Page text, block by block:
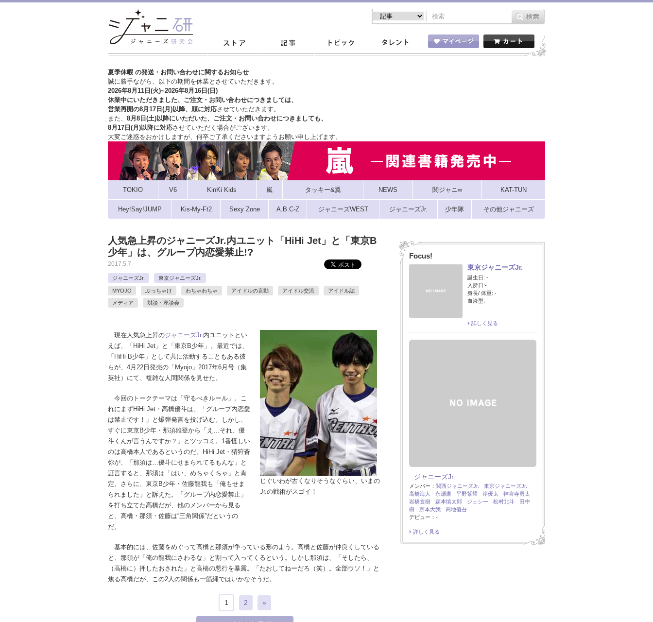
夏季休暇 の発送・お問い合わせに関するお知らせ
誠に勝手ながら、以下の期間を休業とさせていただきます。
2026年8月11日(火)~2026年8月16日(日)
休業中にいただきました、ご注文・お問い合わせにつきましては、
営業再開の8月17日(月)以降、順に対応させていただきます。
また、 8月8日(土)以降にいただいた、ご注文・ お問い合わせにつきましても、
8月17日(月)以降に対応させていただく場合がございます。
大変ご迷惑をおかけしますが、 何卒ご了承くださいますようお願い申し上げます。
TOKIO V6 KinKi Kids 嵐 タッキー&翼 NEWS 関ジャニ∞ KAT-TUN
Hey!Say!JUMP Kis-My-Ft2 Sexy Zone A.B.C-Z ジャニーズWEST ジャニーズJr. 少年隊 その他ジャニーズ
人気急上昇のジャニーズJr.内ユニット「HiHi Jet」と「東京B
少年」は、グループ内恋愛禁止!?
2017.5.7
ジャニーズJr. 東京ジャニーズJr.
MYOJO ぶっちゃけ わちゃわちゃ アイドルの言動 アイドル交流 アイドル誌
メディア 対談・座談会
じぐいわが古くなりそうなぐらい、いまの
Jr.の戦術がスゴイ！
現在人気急上昇のジャニーズJr.内ユニットとい
えば、「HiHi Jet」と「東京B少年」。最近では、
「HiHi B少年」として共に活動することもある彼
らが、4月22日発売の「Myojo」2017年6月号（集
英社）にて、複雑な人間関係を見せた。
今回のトークテーマは「守るべきルール」。こ
れにまずHiHi Jet・高橋優斗は、「グループ内恋愛
は禁止です！」と爆弾発言を投げ込む。しかし、
すぐに東京B少年・那須雄登から「え…それ、優
斗くんが言うんですか？」とツッコミ。1番怪しい
のは高橋本人であるというのだ。HiHi Jet・猪狩蒼
弥が、「那須は…優斗にせまられてるもんな」と
証言すると、那須は「はい、めちゃくちゃ」と肯
定。さらに、東京B少年・佐藤龍我も「俺もせま
られました」と訴えた。「グループ内恋愛禁止」
を打ち立てた高橋だが、他のメンバーから見る
と、高橋・那須・佐藤は“三角関係”だというの
だ。
基本的には、佐藤をめぐって高橋と那須が争っている形のよう。高橋と佐藤が仲良くしている
と、那須が「俺の龍我にさわるな」と割って入ってくるという。しかし那須は、「そしたら、
（高橋に）押したおされた」と高橋の悪行を暴露。「たおしてねーだろ（笑）。全部ウソ！」と
焦る高橋だが、この2人の関係も一筋縄ではいかなそうだ。
1 2 »
Focus!
東京ジャニーズJr.
誕生日: -
入所日:-
身長/ 体重: -
血液型: -
詳しく見る
ジャニーズJr.
メンバー： 関西ジャニーズJr.
東京ジャニーズJr.
高橋海人
永瀬廉 平野紫耀 岸優太
神宮寺勇太
岩橋玄樹
森本慎太郎 ジェシー 松村北斗
田中
樹
京本大我
高地優吾
デビュー：-
詳しく見る